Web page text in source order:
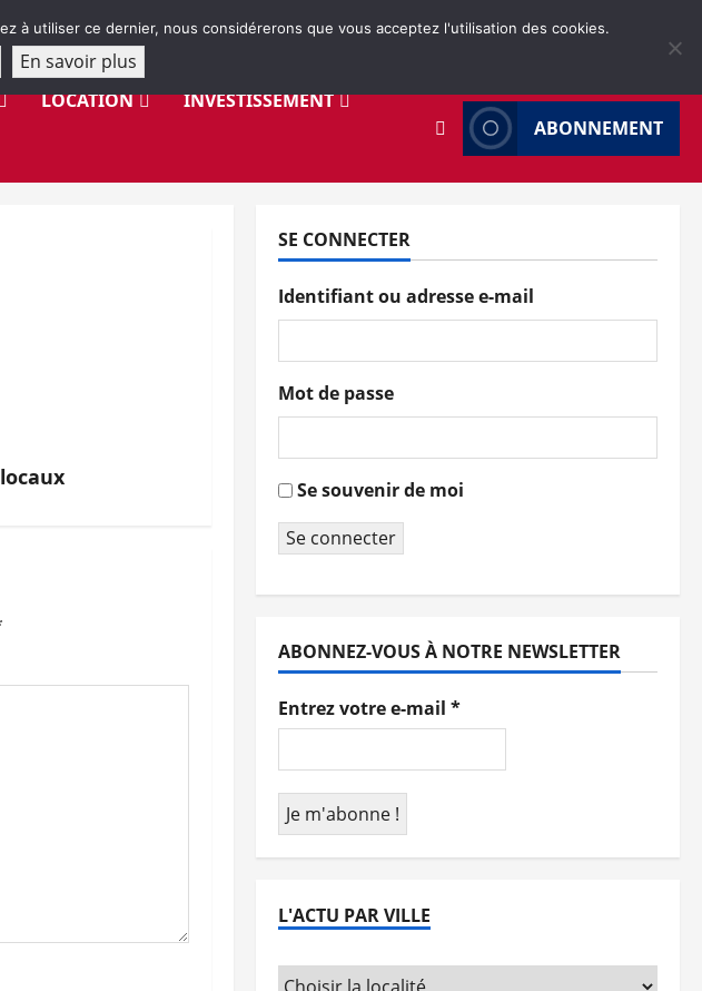
LOCATION INVESTISSEMENT
ABONNEMENT
SE CONNECTER
Identifiant ou adresse e-mail
Mot de passe
Se souvenir de moi
Se connecter
ABONNEZ-VOUS À NOTRE NEWSLETTER
Entrez votre e-mail *
L'ACTU PAR VILLE
à utiliser ce dernier, nous considérerons que vous acceptez l'utilisation des cookies.
En savoir plus